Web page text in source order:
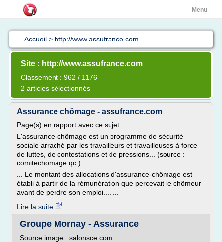
Menu
Accueil > http://www.assufrance.com
Site : http://www.assufrance.com
Classement : 962 / 1176
2 articles sélectionnés
Assurance chômage - assufrance.com
Page(s) en rapport avec ce sujet :
L'assurance-chômage est un programme de sécurité
sociale arraché par les travailleurs et travailleuses à force
de luttes, de contestations et de pressions... (source :
comitechomage.qc )
... Le montant des allocations d'assurance-chômage est
établi à partir de la rémunération que percevait le chômeur
avant de perdre son emploi.... ...
Lire la suite
Groupe Mornay - Assurance
Source image : salonsce.com